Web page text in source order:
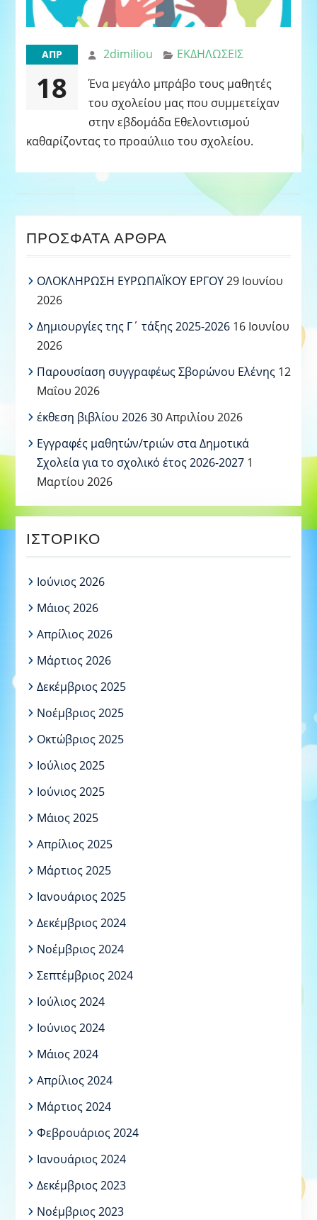
ΑΠΡ
18
2dimiliou
ΕΚΔΗΛΩΣΕΙΣ
Ένα μεγάλο μπράβο τους μαθητές
του σχολείου μας που συμμετείχαν
στην εβδομάδα Εθελοντισμού
καθαρίζοντας το προαύλιιο του σχολείου.
ΠΡΌΣΦΑΤΑ ΆΡΘΡΑ
ΟΛΟΚΛΗΡΩΣΗ ΕΥΡΩΠΑΪΚΟΥ ΕΡΓΟΥ29 Ιουνίου
2026
Δημιουργίες της Γ΄ τάξης 2025-2026 16 Ιουνίου
2026
Παρουσίαση συγγραφέως Σβορώνου Ελένης 12
Μαΐου 2026
έκθεση βιβλίου 202630 Απριλίου 2026
Εγγραφές μαθητών/τριών στα Δημοτικά
Σχολεία για το σχολικό έτος 2026-2027 1
Μαρτίου 2026
ΙΣΤΟΡΙΚΌ
Ιούνιος 2026
Μάιος 2026
Απρίλιος 2026
Μάρτιος 2026
Δεκέμβριος 2025
Νοέμβριος 2025
Οκτώβριος 2025
Ιούλιος 2025
Ιούνιος 2025
Μάιος 2025
Απρίλιος 2025
Μάρτιος 2025
Ιανουάριος 2025
Δεκέμβριος 2024
Νοέμβριος 2024
Σεπτέμβριος 2024
Ιούλιος 2024
Ιούνιος 2024
Μάιος 2024
Απρίλιος 2024
Μάρτιος 2024
Φεβρουάριος 2024
Ιανουάριος 2024
Δεκέμβριος 2023
Νοέμβριος 2023